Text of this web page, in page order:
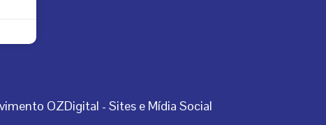
OZDigital - Sites e Mídia Social